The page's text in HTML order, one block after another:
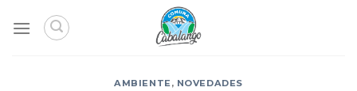
AMBIENTE , NOVEDADES